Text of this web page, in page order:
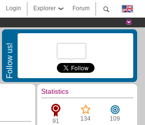
Forum
Explorer
Login
Follow us!
Statistics
91 134 109